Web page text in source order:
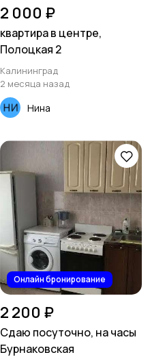
2 000 ₽
квартира в центре,
Полоцкая 2
Калининград
2 месяца назад
Нина
Онлайн бронирование
2 200 ₽
Сдаю посуточно, на часы
Бурнаковская